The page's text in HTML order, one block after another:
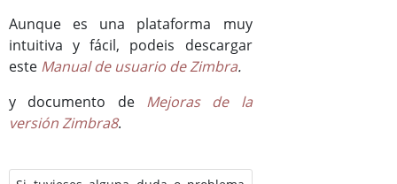
Aunque es una plataforma muy
intuitiva y fácil, podeis descargar
este Manual de usuario de Zimbra.
y documento de Mejoras de la
versión Zimbra8.